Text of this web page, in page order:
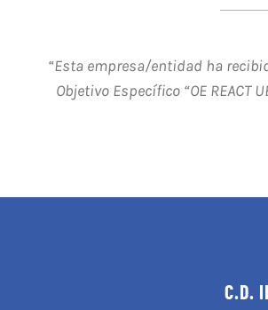
“Esta empresa/entidad ha
Objetivo Específico “OE
C.D.